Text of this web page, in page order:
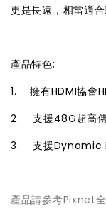
更是長遠，相當適合
產品特色:
1. 擁有HDMI協會
2. 支援48G超高傳
3. 支援Dynamic
產品請參考Pixnet